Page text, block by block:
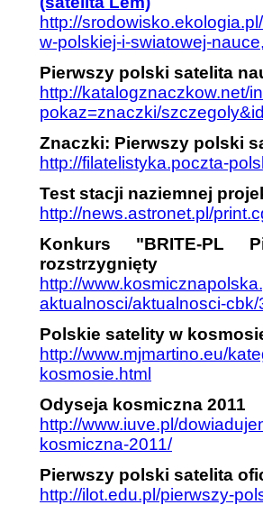
http://
w-polskiej-i-swiatowej-
Pierwszy polski satelita
http://katalogznaczkow.net/
pokaz=znaczki/
Znaczki: Pierwszy polski
http://filatelistyka.poczta-
Test stacji naziemnej
http://news.astronet.pl/
Konkurs "BRITE-PL
rozstrzygnięty
http://
aktualnosci/aktualnosci-
Polskie satelity w
http://www.mjmartino.eu/
kosmosie.html
Odyseja kosmiczna 2011
http://www.iuve.pl/
kosmiczna-2011/
Pierwszy polski satelita
http://ilot.edu.pl/pierwszy-